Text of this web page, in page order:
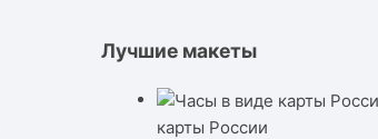
Лучшие макеты
карты России